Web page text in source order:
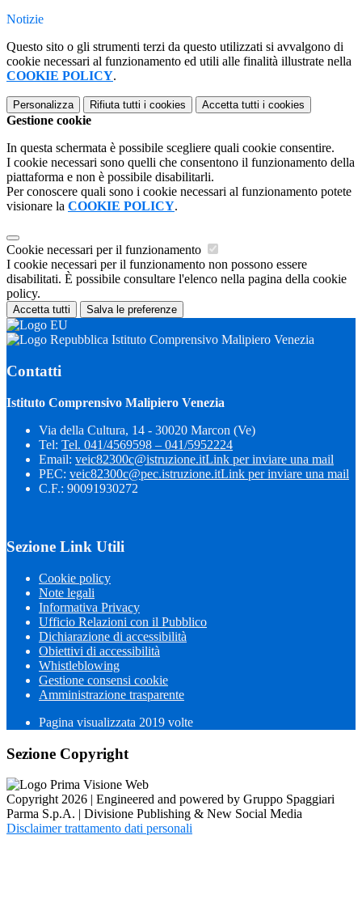
Notizie
Questo sito o gli strumenti terzi da questo utilizzati si avvalgono di
cookie necessari al funzionamento ed utili alle finalità illustrate nella
COOKIE POLICY.
Personalizza Rifiuta tutti i cookies Accetta tutti i cookies
Gestione cookie
In questa schermata è possibile scegliere quali cookie consentire.
I cookie necessari sono quelli che consentono il funzionamento della
piattaforma e non è possibile disabilitarli.
Per conoscere quali sono i cookie necessari al funzionamento potete
visionare la COOKIE POLICY.
Cookie necessari per il funzionamento
I cookie necessari per il funzionamento non possono essere
disabilitati. È possibile consultare l'elenco nella pagina della cookie
policy.
Accetta tutti Salva le preferenze
Istituto Comprensivo Malipiero Venezia
Contatti
Istituto Comprensivo Malipiero Venezia
Via della Cultura, 14 - 30020 Marcon (Ve)
Tel: Tel. 041/4569598 – 041/5952224
Email: veic82300c@istruzione.itLink per inviare una mail
PEC: veic82300c@pec.istruzione.itLink per inviare una mail
C.F.: 90091930272
Sezione Link Utili
Cookie policy
Note legali
Informativa Privacy
Ufficio Relazioni con il Pubblico
Dichiarazione di accessibilità
Obiettivi di accessibilità
Whistleblowing
Gestione consensi cookie
Amministrazione trasparente
Pagina visualizzata 2019 volte
Sezione Copyright
Copyright 2026 | Engineered and powered by Gruppo Spaggiari
Parma S.p.A. | Divisione Publishing & New Social Media
Disclaimer trattamento dati personali